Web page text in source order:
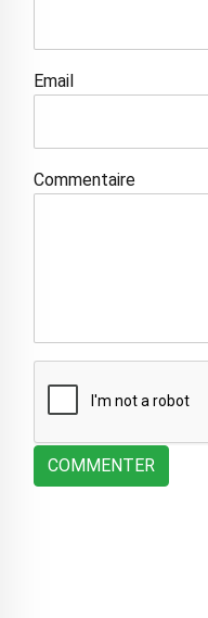
Email
Commentaire
COMMENTER